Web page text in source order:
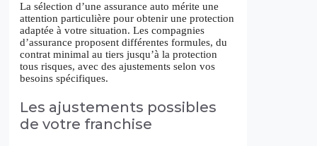
La sélection d’une assurance auto mérite une
attention particulière pour obtenir une protection
adaptée à votre situation. Les compagnies
d’assurance proposent différentes formules, du
contrat minimal au tiers jusqu’à la protection
tous risques, avec des ajustements selon vos
besoins spécifiques.
Les ajustements possibles
de votre franchise